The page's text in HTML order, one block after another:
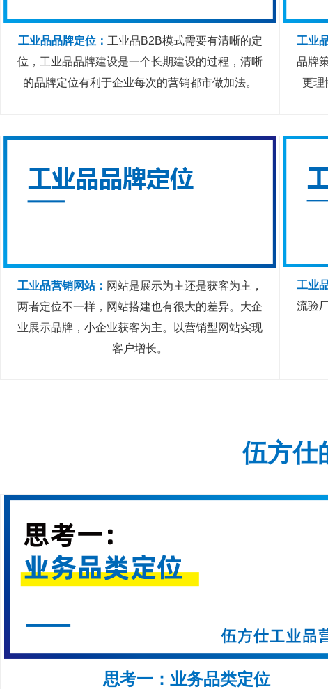
工业品品牌定位： 工业品B2B模式需要有清晰的定
位，工业品品牌建设是一个长期建设的过程，清晰
的品牌定位有利于企业每次的营销都市做加法。
工业
品牌
更理
工业品营销网站： 网站是展示为主还是获客为主，
两者定位不一样，网站搭建也有很大的差异。大企
业展示品牌，小企业获客为主。以营销型网站实现
客户增长。
工业
流验
伍方仕
思考一：业务品类定位